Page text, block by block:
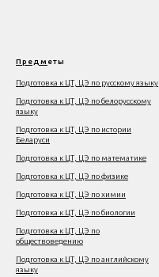
Предм еты
Подготовка к ЦТ, ЦЭ по русскому языку
Подготовка к ЦТ, ЦЭ по белорусскому
языку
Подготовка к ЦТ, ЦЭ по истории
Беларуси
Подготовка к ЦТ, ЦЭ по математике
Подготовка к ЦТ, ЦЭ по физике
Подготовка к ЦТ, ЦЭ по химии
Подготовка к ЦТ, ЦЭ по биологии
Подготовка к ЦТ, ЦЭ по
обществоведению
Подготовка к ЦТ, ЦЭ по английскому
языку